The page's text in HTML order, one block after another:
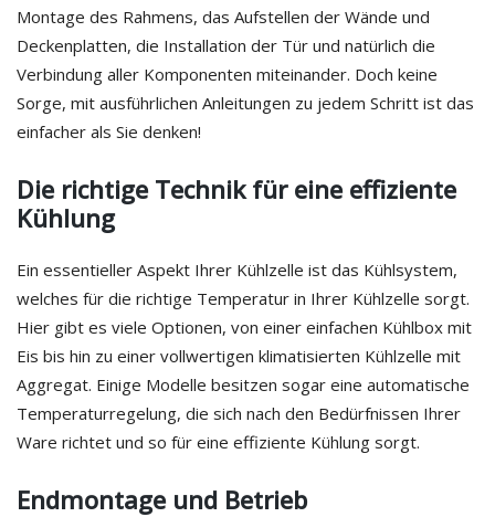
Montage des Rahmens, das Aufstellen der Wände und
Deckenplatten, die Installation der Tür und natürlich die
Verbindung aller Komponenten miteinander. Doch keine
Sorge, mit ausführlichen Anleitungen zu jedem Schritt ist das
einfacher als Sie denken!
Die richtige Technik für eine effiziente
Kühlung
Ein essentieller Aspekt Ihrer Kühlzelle ist das Kühlsystem,
welches für die richtige Temperatur in Ihrer Kühlzelle sorgt.
Hier gibt es viele Optionen, von einer einfachen Kühlbox mit
Eis bis hin zu einer vollwertigen klimatisierten Kühlzelle mit
Aggregat. Einige Modelle besitzen sogar eine automatische
Temperaturregelung, die sich nach den Bedürfnissen Ihrer
Ware richtet und so für eine effiziente Kühlung sorgt.
Endmontage und Betrieb